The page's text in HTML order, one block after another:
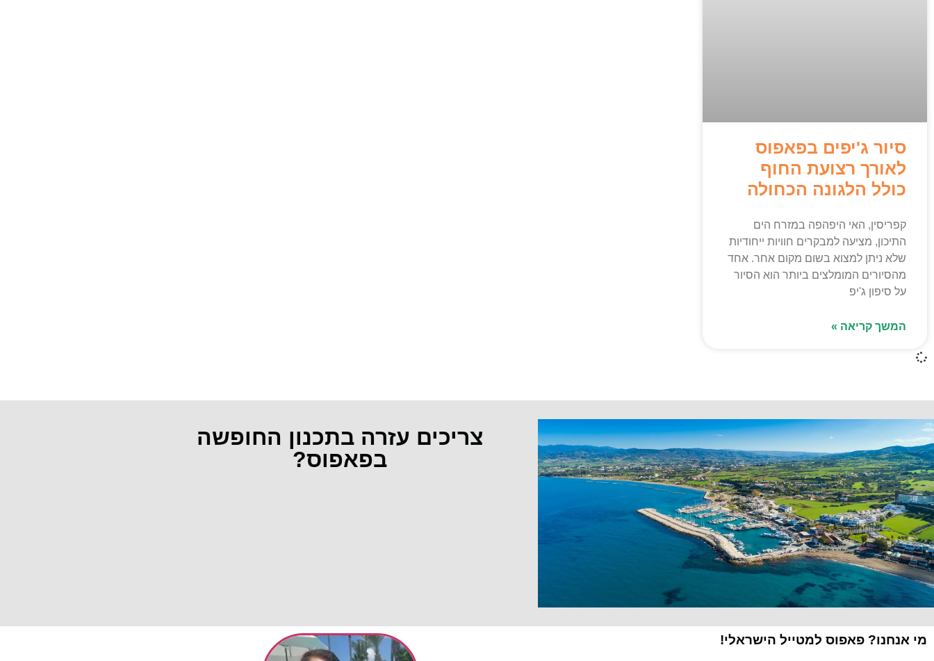
סיור ג'יפים בפאפוס
לאורך רצועת החוף
כולל הלגונה הכחולה
קפריסין, האי היפהפה במזרח הים
התיכון, מציעה למבקרים חוויות ייחודיות
שלא ניתן למצוא בשום מקום אחר. אחד
מהסיורים המומלצים ביותר הוא הסיור
על סיפון ג'יפ
המשך קריאה »
צריכים עזרה בתכנון החופשה
בפאפוס?
מי אנחנו? פאפוס למטייל הישראלי!